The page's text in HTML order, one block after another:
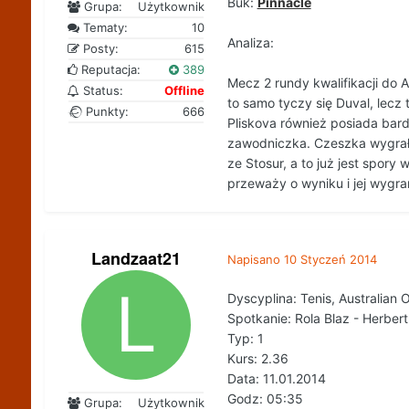
Grupa:
Użytkownik
Tematy:
10
Posty:
615
Reputacja:
389
Status:
Offline
Punkty:
666
Analiza:
Mecz 2 rundy kwalifikacji do
to samo tyczy się Duval, lecz
Pliskova również posiada
zawodniczka. Czeszka
ze Stosur, a to już jest spory
przeważy o wyniku i jej
Landzaat21
Grupa: Użytkownik
Napisano 10 Styczeń 2014
Dyscyplina: Tenis, Australian
Spotkanie: Rola Blaz -
Typ: 1
Kurs: 2.36
Data: 11.01.2014
Godz: 05:35